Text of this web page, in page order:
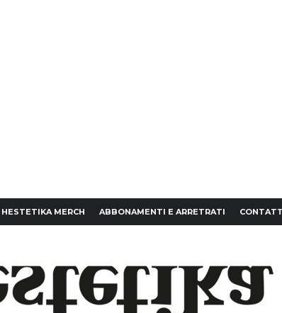
HESTETIKA MERCH ABBONAMENTI E ARRETRATI